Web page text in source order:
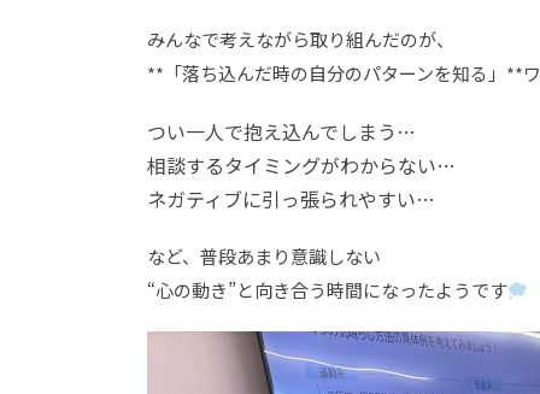
みんなで考えながら取り組んだのが、
**「落ち込んだ時の自分のパターンを知る」**
つい一人で抱え込んでしまう…
相談するタイミングがわからない…
ネガティブに引っ張られやすい…
など、普段あまり意識しない
“心の動き”と向き合う時間になったようです